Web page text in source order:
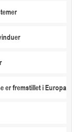
er fremstillet i Europa